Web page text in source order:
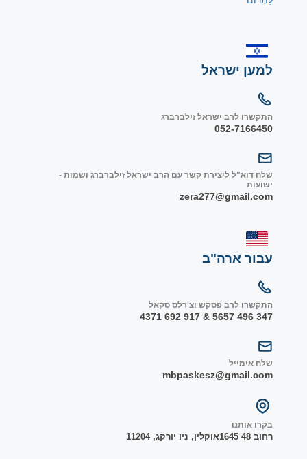
למען ישראל
התקשרו לרב ישראל זילברברג
052-7166450
שלח דוא"ל ליצירת קשר עם הרב ישראל זילברברג ושמות -
ישועות
zera277@gmail.com
עבור ארה"ב
התקשרו לרב פסקש וצ'רלס סקאל
347 496 5657 & 917 692 4371
שלח אימייל
mbpaskesz@gmail.com
בקרו אותנו
רחוב 48 1645 אוקלין, ניו יורקג, 11204